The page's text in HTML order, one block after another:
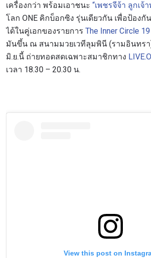
เครื่องกว่า พร้อมเอาชนะ “เพชรจีจ้า ลูกเจ้
โลก ONE คิกบ็อกซิง รุ่นเดียวกัน เพื่อป้องกั
ได้ในคู่เอกของรายการ The Inner Circle 19
มันขึ้น ณ สนามมวยเวทีลุมพินี (รามอินทรา
มิ.ย.นี้ ถ่ายทอดสดเฉพาะสมาชิกทาง
เวลา 18.30 – 20.30 น.
View this post on